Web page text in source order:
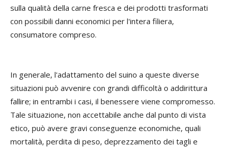
sulla qualità della carne fresca e dei prodotti trasformati
con possibili danni economici per l'intera filiera,
consumatore compreso.
In generale, l'adattamento del suino a queste diverse
situazioni può avvenire con grandi difficoltà o addirittura
fallire; in entrambi i casi, il benessere viene compromesso.
Tale situazione, non accettabile anche dal punto di vista
etico, può avere gravi conseguenze economiche, quali
mortalità, perdita di peso, deprezzamento dei tagli e